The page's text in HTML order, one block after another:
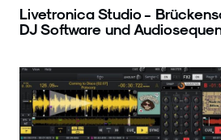
Livetronica Studio -
DJ Software und